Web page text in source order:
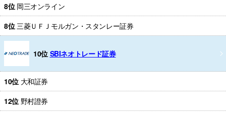
8位 岡三オンライン
8位三菱ＵＦＪモルガン・スタンレー証券
10位 SBIネオトレード証券
10位 大和証券
12位 野村證券